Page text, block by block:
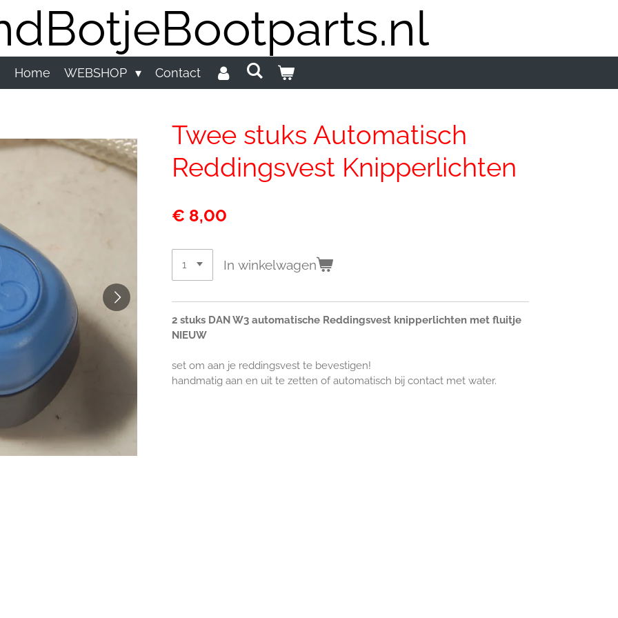
Home WEBSHOP Contact
Twee stuks Automatisch
Reddingsvest Knipperlichten
€ 8,00
In winkelwagen
2 stuks DAN W3 automatische Reddingsvest knipperlichten met fluitje
NIEUW
set om aan je reddingsvest te bevestigen!
handmatig aan en uit te zetten of automatisch bij contact met water.